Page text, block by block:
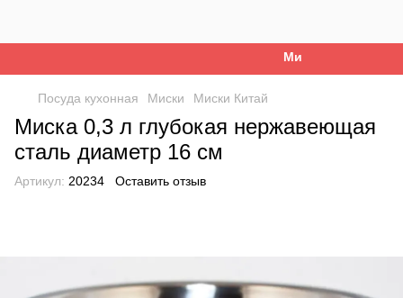
Ми працюємо. Все
Посуда кухонная Миски Миски Китай
Миска 0,3 л глубокая нержавеющая
сталь диаметр 16 см
Артикул: 20234 Оставить отзыв